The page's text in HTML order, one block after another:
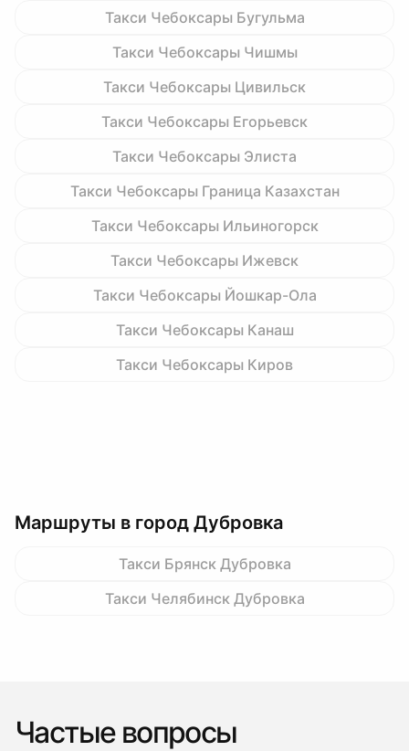
Такси Чебоксары Бугульма
Такси Чебоксары Чишмы
Такси Чебоксары Цивильск
Такси Чебоксары Егорьевск
Такси Чебоксары Элиста
Такси Чебоксары Граница Казахстан
Такси Чебоксары Ильиногорск
Такси Чебоксары Ижевск
Такси Чебоксары Йошкар-Ола
Такси Чебоксары Канаш
Такси Чебоксары Киров
Маршруты в город Дубровка
Такси Брянск Дубровка
Такси Челябинск Дубровка
Частые вопросы